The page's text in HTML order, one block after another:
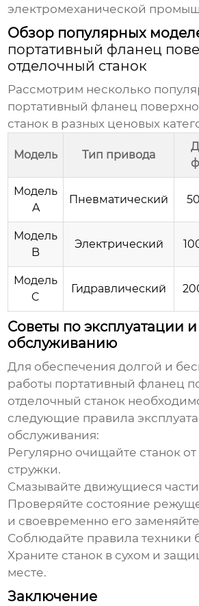
электромеханической
Обзор популярных
портативный фланец
отделочный станок
Рассмотрим несколько
портативный фланец
станок в разных ценовых
Модель Тип привода
Модель
A
Пневматический
Модель
B
Электрический
Модель
C
Гидравлический
Советы по эксплуатации и
обслуживанию
Для обеспечения долгой и
работы портативный фланец
отделочный станок
следующие правила
обслуживания:
Регулярно очищайте станок
стружки.
Смазывайте движущиеся
Проверяйте состояние
и своевременно его
Соблюдайте правила техники
Храните станок в сухом и
месте.
Заключение